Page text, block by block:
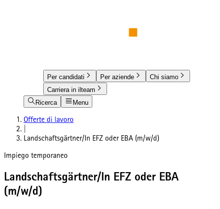
Per candidati Per aziende
Chi siamo
Carriera in ilteam
Ricerca
Menu
Offerte di lavoro
Landschaftsgärtner/In EFZ oder EBA (m/w/d)
Impiego temporaneo
Landschaftsgärtner/In EFZ oder EBA
(m/w/d)